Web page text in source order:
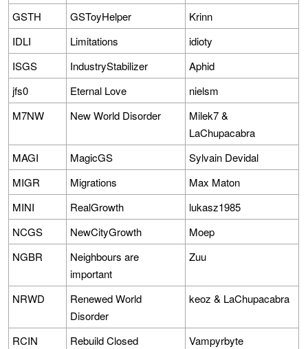
GSTH GSToyHelper
Krinn
IDLI
Limitations
idioty
ISGS
IndustryStabilizer
Aphid
jfs0
Eternal Love
nielsm
M7NW
New World Disorder
Milek7 &
LaChupacabra
MAGI
MagicGS
Sylvain Devidal
MIGR
Migrations
Max Maton
MINI
RealGrowth
lukasz1985
NCGS
NewCityGrowth
Moep
NGBR
Neighbours are
important
Zuu
NRWD
Renewed World
Disorder
keoz & LaChupacabra
RCIN
Rebuild Closed
Vampyrbyte